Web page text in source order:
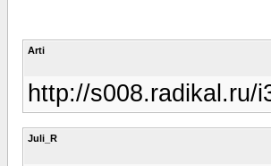
Arti
http://s008.radikal.ru/
Juli_R